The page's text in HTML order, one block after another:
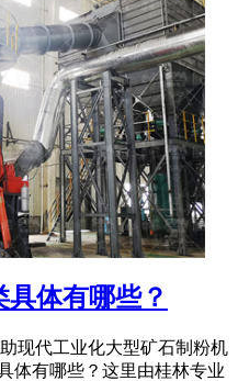
体有哪些？
现代工业化大型矿石制粉机
体有哪些？这里由桂林专业